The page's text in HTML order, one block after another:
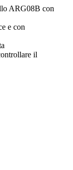
ARG08B con
e con
il